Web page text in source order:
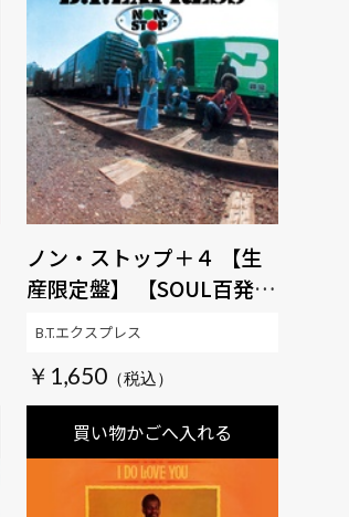
ノン・ストップ＋４ 【生
産限定盤】 【SOUL百発百
中MUSIC】
￥1,650
買い物かごへ入れる
B.T.エクスプレス